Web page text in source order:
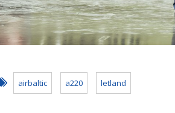
airbaltic a220 letland